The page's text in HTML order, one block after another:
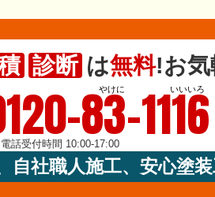
診断 は無料!お
やけに いいいろ
83-1116
電話受付時間 10:00-17:00
自社職人施工、安心塗